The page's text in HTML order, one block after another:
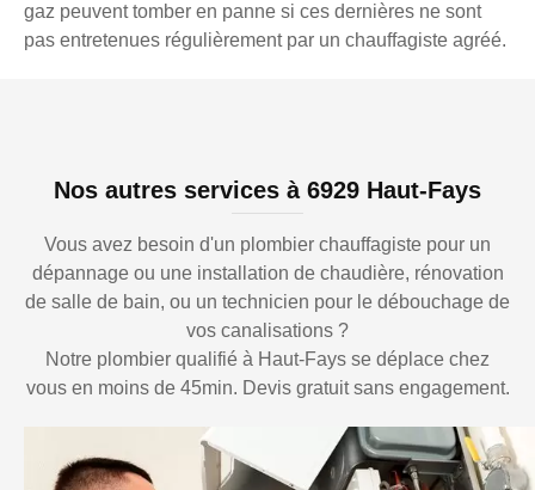
gaz peuvent tomber en panne si ces dernières ne sont
pas entretenues régulièrement par un chauffagiste agréé.
Nos autres services à 6929 Haut-Fays
Vous avez besoin d'un plombier chauffagiste pour un
dépannage ou une installation de chaudière, rénovation
de salle de bain, ou un technicien pour le débouchage de
vos canalisations ?
Notre plombier qualifié à Haut-Fays se déplace chez
vous en moins de 45min. Devis gratuit sans engagement.